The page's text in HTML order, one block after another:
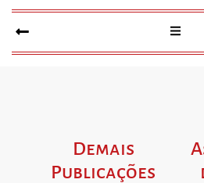
Demais
Publicações